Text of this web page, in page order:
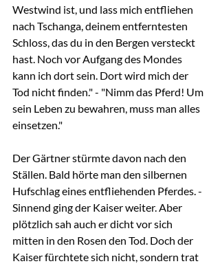
Westwind ist, und lass mich entfliehen
nach Tschanga, deinem entferntesten
Schloss, das du in den Bergen versteckt
hast. Noch vor Aufgang des Mondes
kann ich dort sein. Dort wird mich der
Tod nicht finden." - "Nimm das Pferd! Um
sein Leben zu bewahren, muss man alles
einsetzen."
Der Gärtner stürmte davon nach den
Ställen. Bald hörte man den silbernen
Hufschlag eines entfliehenden Pferdes. -
Sinnend ging der Kaiser weiter. Aber
plötzlich sah auch er dicht vor sich
mitten in den Rosen den Tod. Doch der
Kaiser fürchtete sich nicht, sondern trat